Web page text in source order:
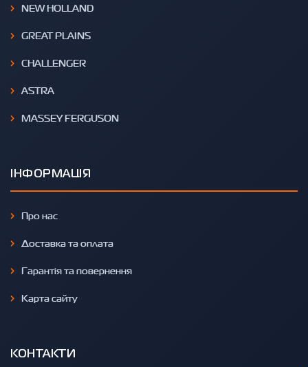
NEW HOLLAND
GREAT PLAINS
CHALLENGER
ASTRA
MASSEY FERGUSON
ІНФОРМАЦІЯ
Про нас
Доставка та оплата
Гарантія та повернення
Карта сайту
КОНТАКТИ